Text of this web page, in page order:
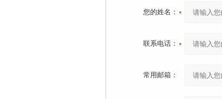
您的姓名：
联系电话：
常用邮箱：